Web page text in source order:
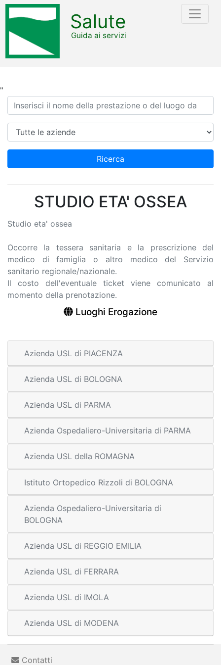
"
Salute
Guida ai servizi
Ricerca
Azienda
Ricerca
STUDIO ETA' OSSEA
Studio eta' ossea
Occorre la tessera sanitaria e la prescrizione del
medico di famiglia o altro medico del Servizio
sanitario regionale/nazionale.
Il costo dell'eventuale ticket viene comunicato al
momento della prenotazione.
Luoghi Erogazione
Azienda USL di PIACENZA
Azienda USL di BOLOGNA
Azienda USL di PARMA
Azienda Ospedaliero-Universitaria di PARMA
Azienda USL della ROMAGNA
Istituto Ortopedico Rizzoli di BOLOGNA
Azienda Ospedaliero-Universitaria di
BOLOGNA
Azienda USL di REGGIO EMILIA
Azienda USL di FERRARA
Azienda USL di IMOLA
Azienda USL di MODENA
Contatti